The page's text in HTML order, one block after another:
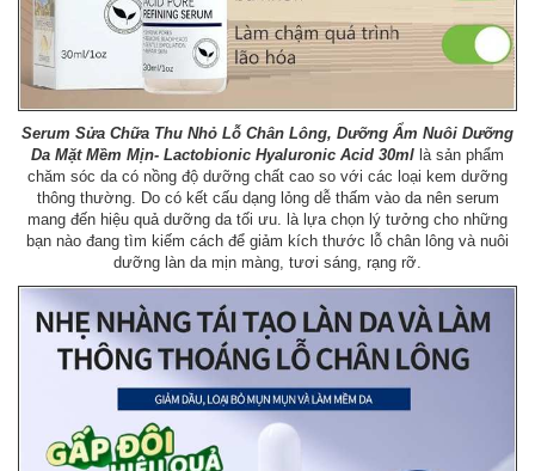
Serum Sửa Chữa Thu Nhỏ Lỗ Chân Lông, Dưỡng Ẩm Nuôi Dưỡng
Da Mặt Mềm Mịn- Lactobionic Hyaluronic Acid 30ml là sản phẩm
chăm sóc da có nồng độ dưỡng chất cao so với các loại kem dưỡng
thông thường. Do có kết cấu dạng lỏng dễ thấm vào da nên serum
mang đến hiệu quả dưỡng da tối ưu. là lựa chọn lý tưởng cho những
bạn nào đang tìm kiếm cách để giảm kích thước lỗ chân lông và nuôi
dưỡng làn da mịn màng, tươi sáng, rạng rỡ.